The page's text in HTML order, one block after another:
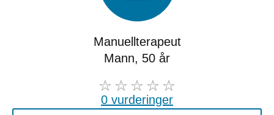
Manuellterapeut
Mann, 50 år
0 vurderinger